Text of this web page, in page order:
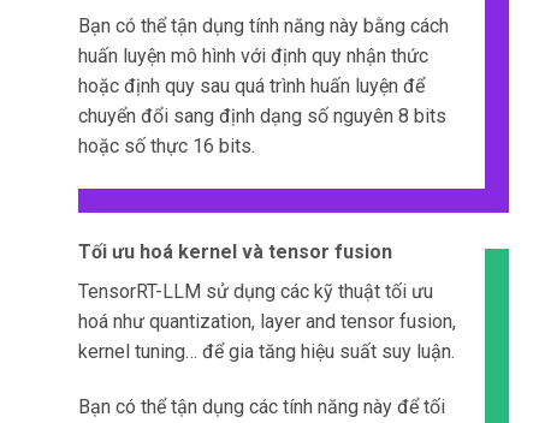
Bạn có thể tận dụng tính năng này bằng cách
huấn luyện mô hình với định quy nhận thức
hoặc định quy sau quá trình huấn luyện để
chuyển đổi sang định dạng số nguyên 8 bits
hoặc số thực 16 bits.
Tối ưu hoá kernel và tensor fusion
TensorRT-LLM sử dụng các kỹ thuật tối ưu
hoá như quantization, layer and tensor fusion,
kernel tuning… để gia tăng hiệu suất suy luận.
Bạn có thể tận dụng các tính năng này để tối